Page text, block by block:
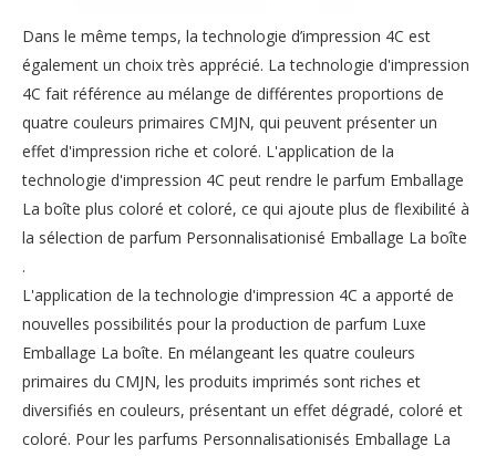
Dans le même temps, la technologie d’impression 4C est
également un choix très apprécié. La technologie d'impression
4C fait référence au mélange de différentes proportions de
quatre couleurs primaires CMJN, qui peuvent présenter un
effet d'impression riche et coloré. L'application de la
technologie d'impression 4C peut rendre le parfum Emballage
La boîte plus coloré et coloré, ce qui ajoute plus de flexibilité à
la sélection de parfum Personnalisationisé Emballage La boîte
.
L'application de la technologie d'impression 4C a apporté de
nouvelles possibilités pour la production de parfum Luxe
Emballage La boîte. En mélangeant les quatre couleurs
primaires du CMJN, les produits imprimés sont riches et
diversifiés en couleurs, présentant un effet dégradé, coloré et
coloré. Pour les parfums Personnalisationisés Emballage La